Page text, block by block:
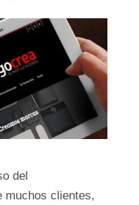
del
muchos clientes,